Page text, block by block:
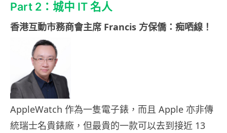
Part 2：城中 IT 名人
香港互動市務商會主席 Francis 方保僑：痴哂線！
AppleWatch 作為一隻電子錶，而且 Apple 亦非傳
統瑞士名貴錶廠，但最貴的一款可以去到接近 13